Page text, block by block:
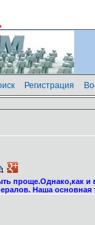
Регистрация
проще.Однако,как
Наша основная